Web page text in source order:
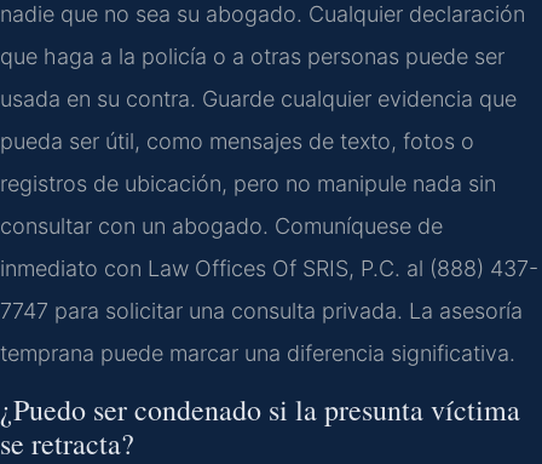
nadie que no sea su abogado. Cualquier declaración
que haga a la policía o a otras personas puede ser
usada en su contra. Guarde cualquier evidencia que
pueda ser útil, como mensajes de texto, fotos o
registros de ubicación, pero no manipule nada sin
consultar con un abogado. Comuníquese de
inmediato con Law Offices Of SRIS, P.C. al (888) 437-
7747 para solicitar una consulta privada. La asesoría
temprana puede marcar una diferencia significativa.
¿Puedo ser condenado si la presunta víctima
se retracta?